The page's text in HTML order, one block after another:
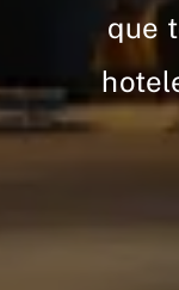
que